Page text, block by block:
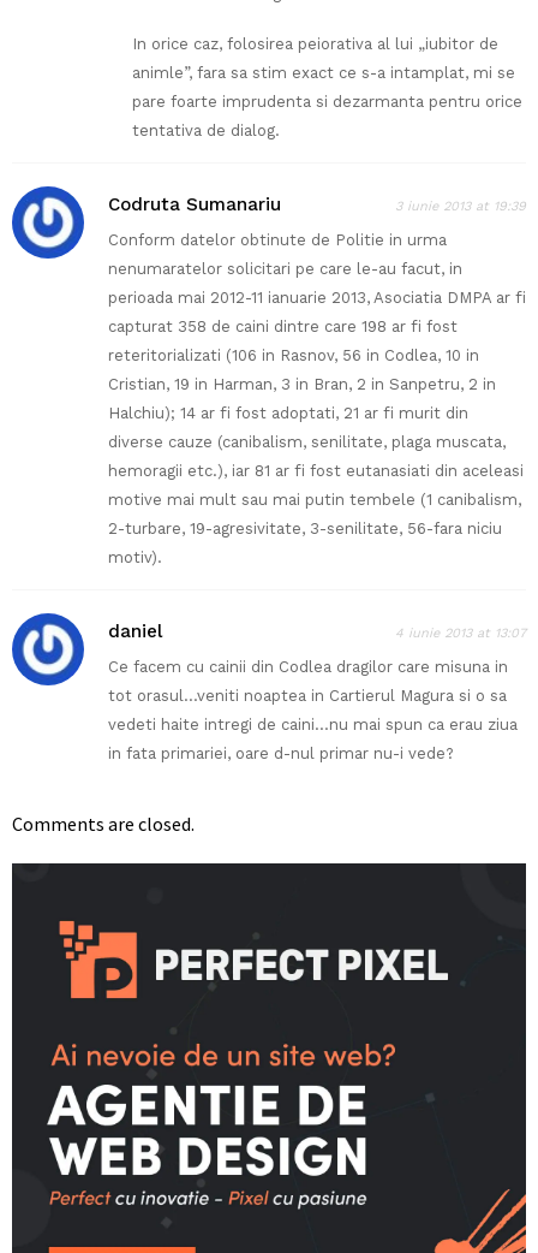
In orice caz, folosirea peiorativa al lui „iubitor de
animle”, fara sa stim exact ce s-a intamplat, mi se
pare foarte imprudenta si dezarmanta pentru orice
tentativa de dialog.
Codruta Sumanariu 3 iunie 2013 at 19:39
Conform datelor obtinute de Politie in urma
nenumaratelor solicitari pe care le-au facut, in
perioada mai 2012-11 ianuarie 2013, Asociatia DMPA ar fi
capturat 358 de caini dintre care 198 ar fi fost
reteritorializati (106 in Rasnov, 56 in Codlea, 10 in
Cristian, 19 in Harman, 3 in Bran, 2 in Sanpetru, 2 in
Halchiu); 14 ar fi fost adoptati, 21 ar fi murit din
diverse cauze (canibalism, senilitate, plaga muscata,
hemoragii etc.), iar 81 ar fi fost eutanasiati din aceleasi
motive mai mult sau mai putin tembele (1 canibalism,
2-turbare, 19-agresivitate, 3-senilitate, 56-fara niciu
motiv).
daniel 4 iunie 2013 at 13:07
Ce facem cu cainii din Codlea dragilor care misuna in
tot orasul…veniti noaptea in Cartierul Magura si o sa
vedeti haite intregi de caini…nu mai spun ca erau ziua
in fata primariei, oare d-nul primar nu-i vede?
Comments are closed.